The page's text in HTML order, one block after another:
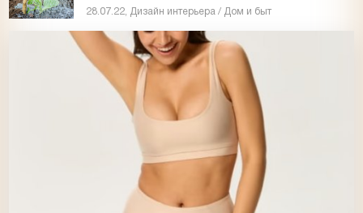
28.07.22, Дизайн интерьера / Дом и быт